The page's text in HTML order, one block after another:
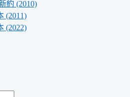
約 (2010)
(2011)
(2022)